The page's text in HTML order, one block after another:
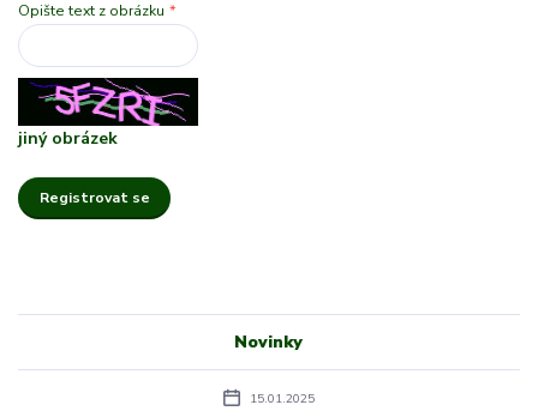
Novinky
15.01.2025
Opište text z obrázku *
jiný obrázek
Registrovat se